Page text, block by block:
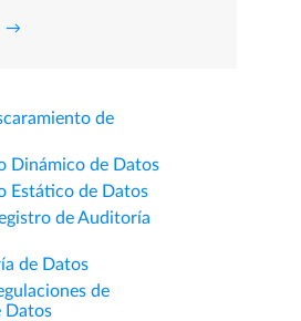
de
Dinámico de Datos
Estático de Datos
de Auditoría
de Datos
de
Datos